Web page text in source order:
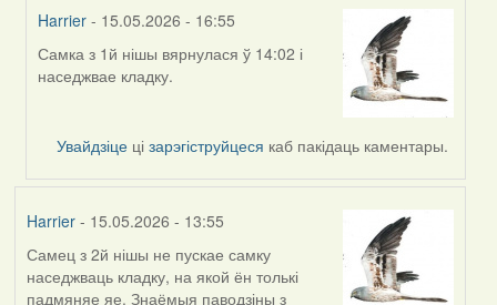
Harrier - 15.05.2026 - 16:55
In
reply
Harrier
Самка з 1й нішы вярнулася ў 14:02 і
наседжвае кладку.
Увайдзіце цізарэгіструйцеся каб пакідаць каментары.
Harrier- 15.05.2026 - 13:55
Самец з 2й нішы не пускае самку
наседжваць кладку, на якой ён толькі
падмяняе яе. Знаёмыя паводзіны з